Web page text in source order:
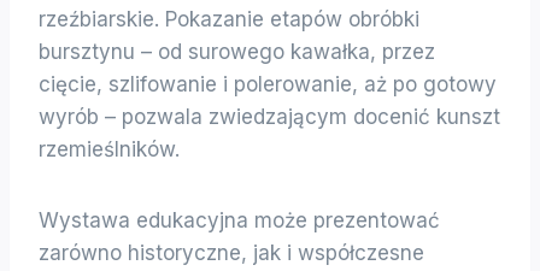
rzeźbiarskie. Pokazanie etapów obróbki
bursztynu – od surowego kawałka, przez
cięcie, szlifowanie i polerowanie, aż po gotowy
wyrób – pozwala zwiedzającym docenić kunszt
rzemieślników.
Wystawa edukacyjna może prezentować
zarówno historyczne, jak i współczesne